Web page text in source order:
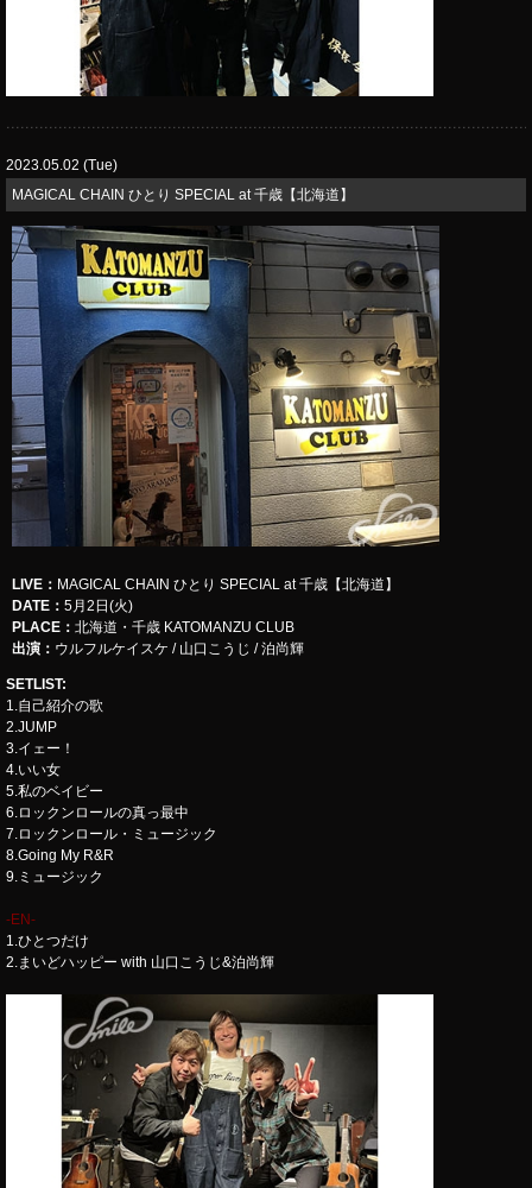
2023.05.02 (Tue)
MAGICAL CHAIN ひとり SPECIAL at 千歳【北海道】
LIVE ： ​​​​​MAGICAL CHAIN ひとり SPECIAL at 千歳【北海道】
DATE： 5月2日(火)
PLACE： 北海道・千歳 KATOMANZU CLUB
出演： ウルフルケイスケ / 山口こうじ / 泊尚輝
SETLIST:
1.自己紹介の歌
2.JUMP
3.イェー！
4.いい女
5.私のベイビー
6.ロックンロールの真っ最中
7.ロックンロール・ミュージック
8.Going My R&R
9.ミュージック
-EN-
1.ひとつだけ
2.まいどハッピー with 山口こうじ&泊尚輝